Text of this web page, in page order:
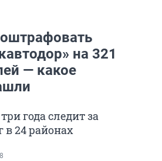
на 321
— какое
года следит за
в 24 районах